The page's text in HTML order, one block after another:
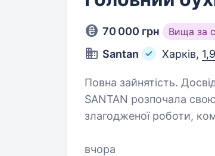
70 000 грн Вища за
Santan Харків,
Повна зайнятість. Досвід
SANTAN розпочала свою
злагодженої роботи,
вчора